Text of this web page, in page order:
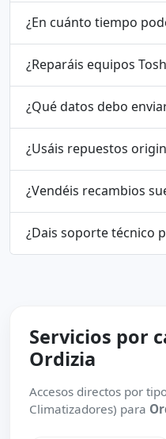
¿En cuánto tiempo
¿Reparáis equipos
¿Qué datos debo
¿Usáis repuestos
¿Vendéis recambios
¿Dais soporte técnico
Servicios por
Ordizia
Accesos directos por
Climatizadores) para